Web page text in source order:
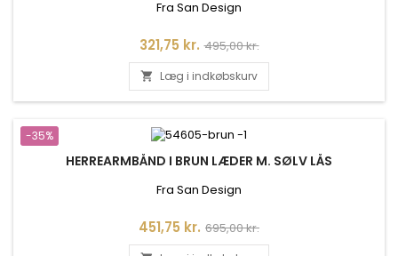
Fra San Design
Pris
321,75 kr. Normalpris
495,00 kr.
 Læg i indkøbskurv
-35%
HERREARMBÅND I BRUN LÆDER M. SØLV LÅS
Fra San Design
Pris
451,75 kr. Normalpris
695,00 kr.